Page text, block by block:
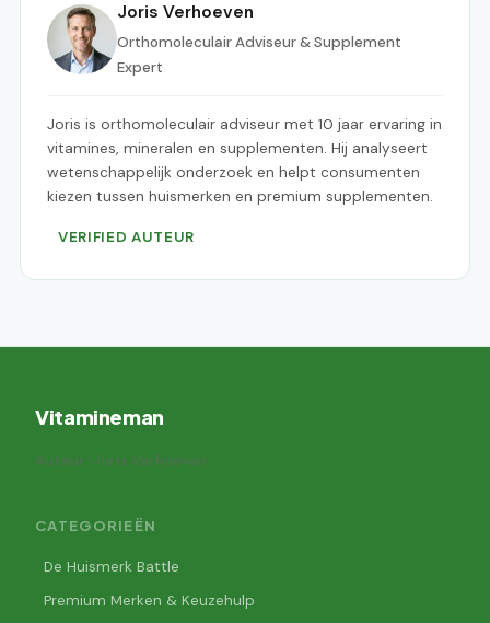
Joris Verhoeven
Orthomoleculair Adviseur & Supplement
Expert
Joris is orthomoleculair adviseur met 10 jaar ervaring in
vitamines, mineralen en supplementen. Hij analyseert
wetenschappelijk onderzoek en helpt consumenten
kiezen tussen huismerken en premium supplementen.
VERIFIED AUTEUR
Vitamineman
Auteur: Joris Verhoeven
CATEGORIEËN
De Huismerk Battle
Premium Merken & Keuzehulp